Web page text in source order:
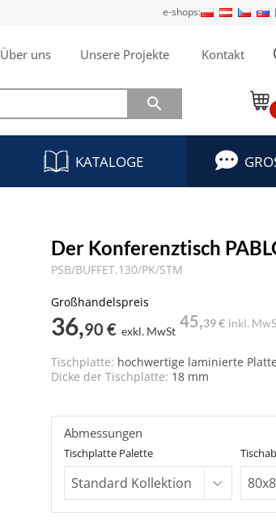
e-shops:
Über uns Unsere Projekte Kontakt

KATALOGE
Der Konferenztisch
PSB/BUFFET.130/PK/STM
Großhandelspreis
36,90 € exkl. MwSt
45,39 € inkl.
Tischplatte: hochwertige laminierte Platte
Dicke der Tischplatte: 18 mm
Tischplatte Palette
Abmessungen